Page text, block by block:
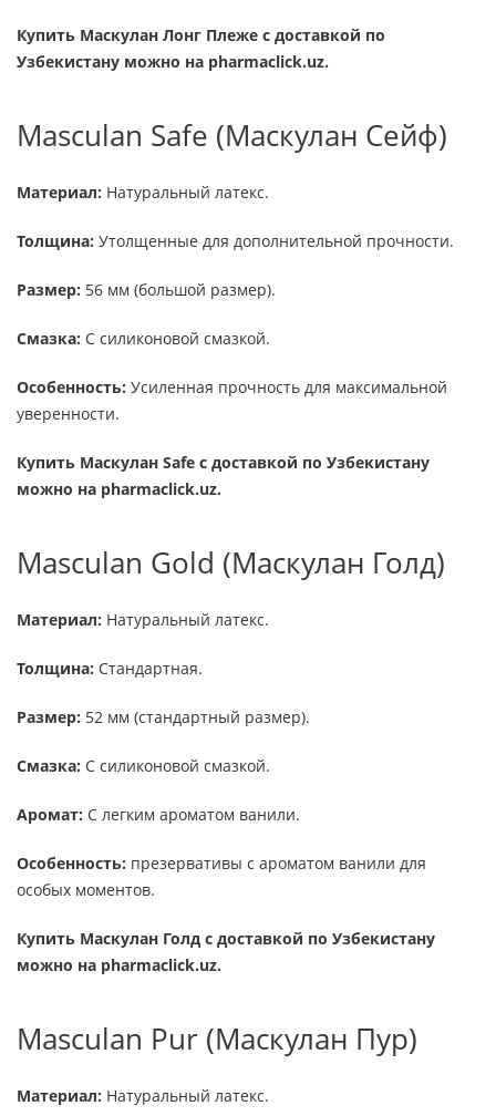
Купить Маскулан Лонг Плеже с доставкой по
Узбекистану можно на pharmaclick.uz.
Masculan Safe (Маскулан Сейф)
Материал: Натуральный латекс.
Толщина: Утолщенные для дополнительной прочности.
Размер: 56 мм (большой размер).
Смазка: С силиконовой смазкой.
Особенность: Усиленная прочность для максимальной
уверенности.
Купить Маскулан Safe с доставкой по Узбекистану
можно на pharmaclick.uz.
Masculan Gold (Маскулан Голд)
Материал: Натуральный латекс.
Толщина: Стандартная.
Размер: 52 мм (стандартный размер).
Смазка: С силиконовой смазкой.
Аромат: С легким ароматом ванили.
Особенность: презервативы с ароматом ванили для
особых моментов.
Купить Маскулан Голд с доставкой по Узбекистану
можно на pharmaclick.uz.
Masculan Pur (Маскулан Пур)
Материал: Натуральный латекс.